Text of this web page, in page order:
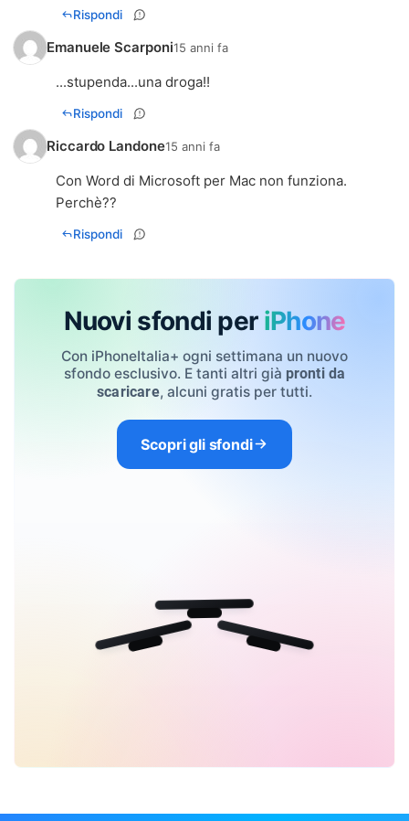
Rispondi
Emanuele Scarponi15 anni fa
...stupenda...una droga!!
Rispondi
Riccardo Landone15 anni fa
Con Word di Microsoft per Mac non funziona.
Perchè??
Rispondi
Nuovi sfondi per iPhone
Con iPhoneItalia+ ogni settimana un nuovo
sfondo esclusivo. E tanti altri già pronti da
scaricare, alcuni gratis per tutti.
Scopri gli sfondi